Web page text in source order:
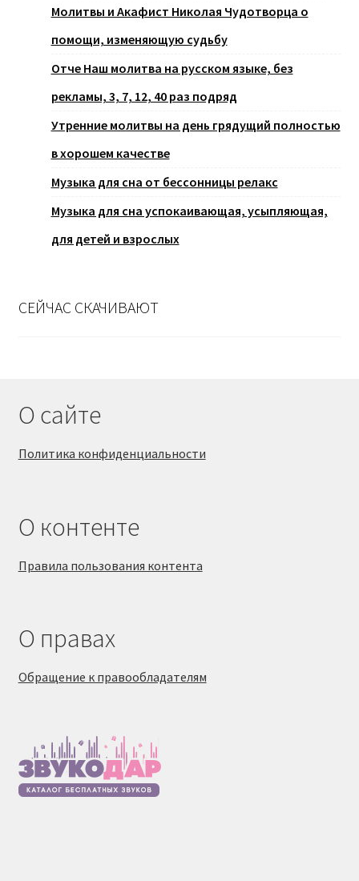
Молитвы и Акафист Николая Чудотворца о
помощи, изменяющую судьбу
Отче Наш молитва на русском языке, без
рекламы, 3, 7, 12, 40 раз подряд
Утренние молитвы на день грядущий полностью
в хорошем качестве
Музыка для сна от бессонницы релакс
Музыка для сна успокаивающая, усыпляющая,
для детей и взрослых
СЕЙЧАС СКАЧИВАЮТ
О сайте
Политика конфиденциальности
О контенте
Правила пользования контента
О правах
Обращение к правообладателям